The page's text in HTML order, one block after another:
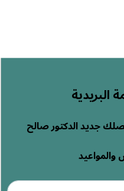
البريدية
جديد الدكتور صالح